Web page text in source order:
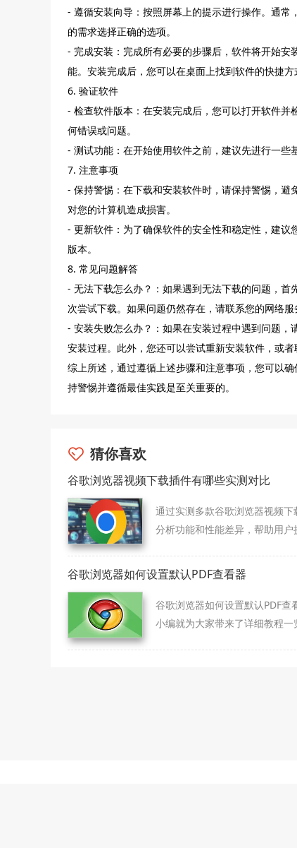
- 遵循安装向导：按照屏幕上的提示进行操作。通
的需求选择正确的选项。
- 完成安装：完成所有必要的步骤后，软件将开始
能。安装完成后，您可以在桌面上找到软件的快捷方
6. 验证软件
- 检查软件版本：在安装完成后，您可以打开软件
何错误或问题。
- 测试功能：在开始使用软件之前，建议先进行一些
7. 注意事项
- 保持警惕：在下载和安装软件时，请保持警惕，
对您的计算机造成损害。
- 更新软件：为了确保软件的安全性和稳定性，建议
版本。
8. 常见问题解答
- 无法下载怎么办？：如果遇到无法下载的问题，
次尝试下载。如果问题仍然存在，请联系您的网络服
- 安装失败怎么办？：如果在安装过程中遇到问题
安装过程。此外，您还可以尝试重新安装软件，或者
综上所述，通过遵循上述步骤和注意事项，您可以
持警惕并遵循最佳实践是至关重要的。
猜你喜欢
谷歌浏览器视频下载插件有哪些实测对比
通过实测多款谷歌浏览器视频下
分析功能和性能差异，帮助用户
谷歌浏览器如何设置默认PDF查看器
谷歌浏览器如何设置默认PDF查
小编就为大家带来了详细教程一